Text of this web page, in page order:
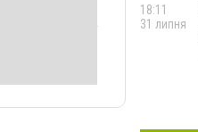
18:11
31 липня